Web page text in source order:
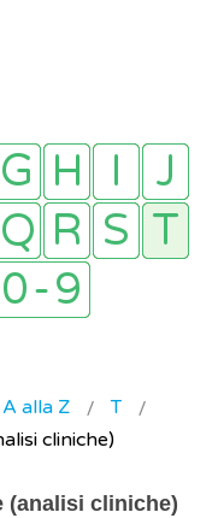
alla Z
T
cliniche)
(analisi cliniche)